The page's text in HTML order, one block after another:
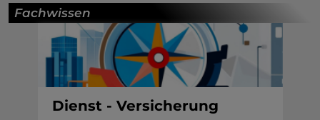
Fachwissen
Dienst - Versicherung